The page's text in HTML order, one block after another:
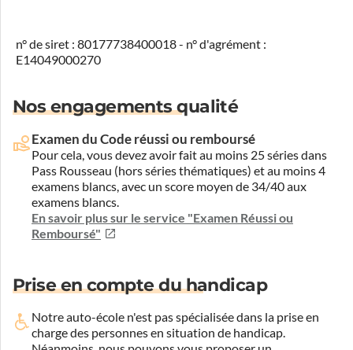
n° de siret : 80177738400018 - n° d'agrément :
E14049000270
Nos engagements qualité
Examen du Code réussi ou remboursé
Pour cela, vous devez avoir fait au moins 25 séries dans
Pass Rousseau (hors séries thématiques) et au moins 4
examens blancs, avec un score moyen de 34/40 aux
examens blancs.
En savoir plus sur le service "Examen Réussi ou
Remboursé"
Prise en compte du handicap
Notre auto-école n'est pas spécialisée dans la prise en
charge des personnes en situation de handicap.